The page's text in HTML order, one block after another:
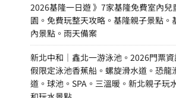
2026基隆一日遊 》7家基隆免費室內兒
園。免費玩整天攻略。基隆親子景點。
內景點。雨天備案
新北中和｜鑫北一游泳池。2026門票
假限定泳池香蕉船。螺旋滑水道。恐龍
道。球池。SPA。三溫暖。新北親子玩